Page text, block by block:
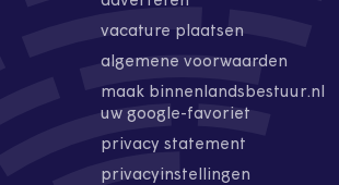
vacature plaatsen
algemene voorwaarden
maak binnenlandsbestuur.nl
uw google-favoriet
privacy statement
privacyinstellingen